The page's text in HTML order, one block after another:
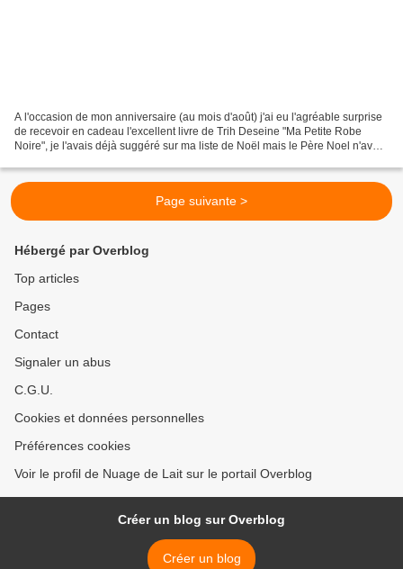
A l'occasion de mon anniversaire (au mois d'août) j'ai eu l'agréable surprise
de recevoir en cadeau l'excellent livre de Trih Deseine "Ma Petite Robe
Noire", je l'avais déjà suggéré sur ma liste de Noël mais le Père Noel n'avait
Page suivante >
Hébergé par Overblog
Top articles
Pages
Contact
Signaler un abus
C.G.U.
Cookies et données personnelles
Préférences cookies
Voir le profil de Nuage de Lait sur le portail Overblog
Créer un blog sur Overblog
Créer un blog